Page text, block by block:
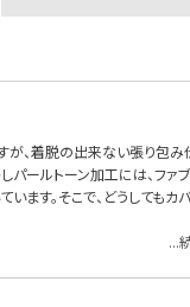
が、着脱の出来ない張り包
パールトーン加工には、ファ
ます。そこで、どうしてもカ
...